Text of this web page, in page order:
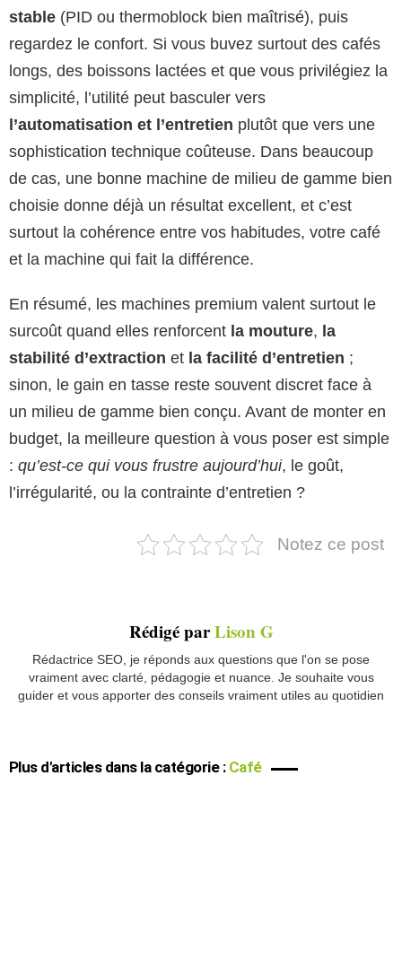
stable (PID ou thermoblock bien maîtrisé), puis
regardez le confort. Si vous buvez surtout des cafés
longs, des boissons lactées et que vous privilégiez la
simplicité, l’utilité peut basculer vers
l’automatisation et l’entretien plutôt que vers une
sophistication technique coûteuse. Dans beaucoup
de cas, une bonne machine de milieu de gamme bien
choisie donne déjà un résultat excellent, et c’est
surtout la cohérence entre vos habitudes, votre café
et la machine qui fait la différence.
En résumé, les machines premium valent surtout le
surcoût quand elles renforcent la mouture, la
stabilité d’extraction et la facilité d’entretien ;
sinon, le gain en tasse reste souvent discret face à
un milieu de gamme bien conçu. Avant de monter en
budget, la meilleure question à vous poser est simple
: qu’est-ce qui vous frustre aujourd’hui, le goût,
l’irrégularité, ou la contrainte d’entretien ?
Notez ce post
Rédigé parLison G
Rédactrice SEO, je réponds aux questions que l'on se pose
vraiment avec clarté, pédagogie et nuance. Je souhaite vous
guider et vous apporter des conseils vraiment utiles au quotidien
Plus d'articles dans la catégorie : Café